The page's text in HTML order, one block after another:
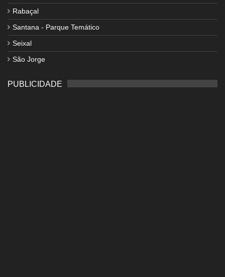
Rabaçal
Santana - Parque Temático
Seixal
São Jorge
PUBLICIDADE